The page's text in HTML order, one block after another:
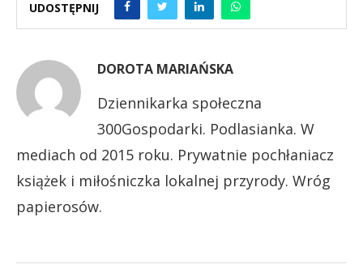
UDOSTĘPNIJ
DOROTA MARIAŃSKA
Dziennikarka społeczna
300Gospodarki. Podlasianka. W
mediach od 2015 roku. Prywatnie pochłaniacz
książek i miłośniczka lokalnej przyrody. Wróg
papierosów.